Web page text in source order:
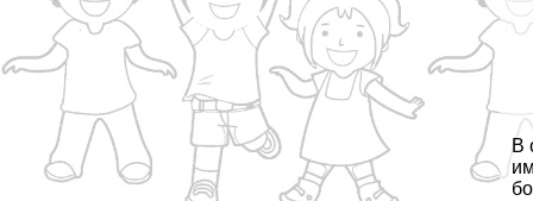
В